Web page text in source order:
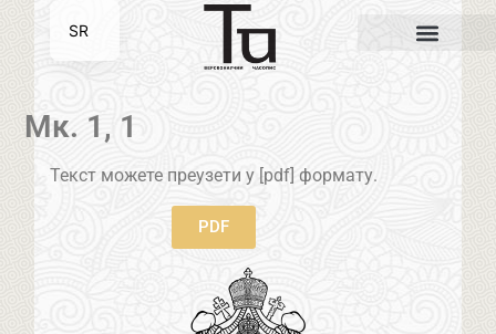
Мк. 1, 1
Текст можете преузети у [pdf] формату.
PDF
SR
EN